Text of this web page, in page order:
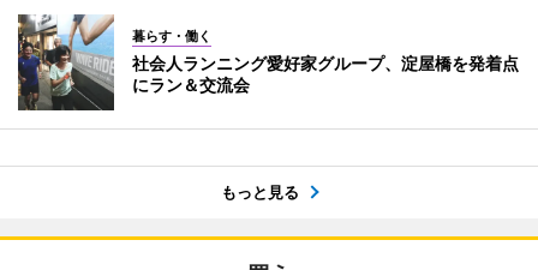
暮らす・働く
社会人ランニング愛好家グループ、淀屋橋を発着点
にラン＆交流会
もっと見る